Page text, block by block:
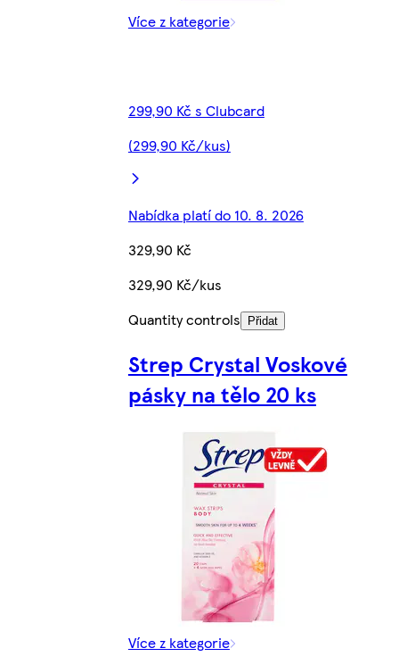
Více z kategorie
299,90 Kč s Clubcard
(299,90 Kč/kus)
Nabídka platí do 10. 8. 2026
329,90 Kč
329,90 Kč/kus
Quantity controls
Přidat
Strep Crystal Voskové
pásky na tělo 20 ks
Více z kategorie